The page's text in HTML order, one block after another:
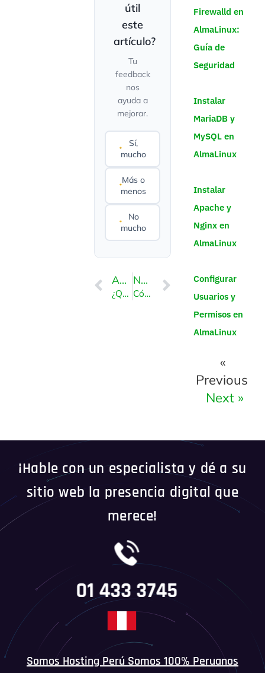
útil
este
artículo?
Tu
feedback
nos
ayuda a
mejorar.
Sí,
mucho
Más o
menos
No
mucho
ANTERIOR
¿Qué es Softaculous?
NEXT
Cómo instalar WordPress a través de Softaculous en cPanel
Firewalld en
AlmaLinux:
Guía de
Seguridad
Instalar
MariaDB y
MySQL en
AlmaLinux
Instalar
Apache y
Nginx en
AlmaLinux
Configurar
Usuarios y
Permisos en
AlmaLinux
«
Previous
Next »
¡Hable con un especialista y dé a su
sitio web la presencia digital que
merece!
01 433 3745
Somos Hosting Perú Somos 100% Peruanos